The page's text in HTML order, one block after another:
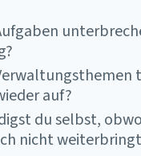
auf?
du selbst,
nicht